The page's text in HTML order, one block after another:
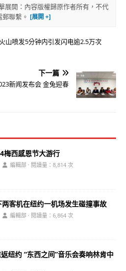
開：內容版權歸原作者所有，不代
聯繫。
山喷发5分钟内引发闪电逾2.5万次
下一篇
新闻发布会 金兔迎春
梅西感恩节大游行
編輯部 · 閱讀量：8,814 次
客机在纽约一机场发生碰撞事故
編輯部 · 閱讀量：6,864 次
纽约 “东西之间”音乐会奏响林肯中